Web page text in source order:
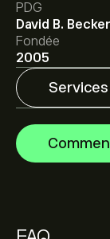
PDG
David B. Becker
Fondée
2005
Le prix cible
est de 28.73‎$‎.
des prévisions
Les analystes
Internet
marché, les
anticipée.
mouvements